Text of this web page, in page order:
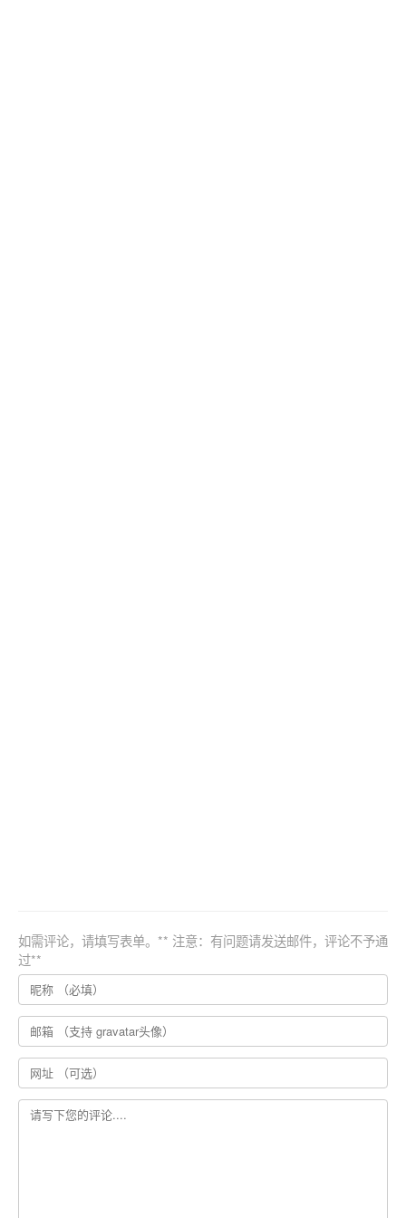
如需评论，请填写表单。** 注意：有问题请发送邮件，评论不予通
过**